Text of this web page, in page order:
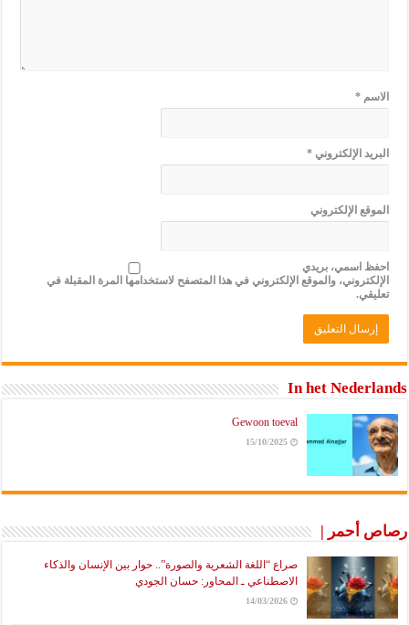
الاسم*
البريد الإلكتروني*
الموقع الإلكتروني
احفظ اسمي، بريدي
الإلكتروني، والموقع الإلكتروني في هذا المتصفح لاستخدامها المرة المقبلة في
تعليقي.
In het Nederlands
Gewoon toeval
15/10/2025
رصاص أحمر |
صراع “اللغة الشعرية والصورة”.. حوار بين الإنسان والذكاء
الاصطناعي ـ المحاور: حسان الجودي
14/03/2026